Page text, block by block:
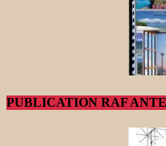
PUBLICATION RAF